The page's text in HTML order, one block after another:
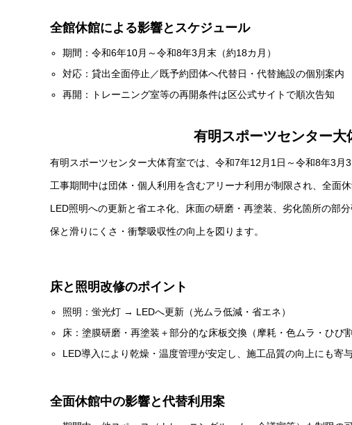
全館休館による影響とスケジュール
期間：令和6年10月～令和8年3月末（約18カ月）
対応：貸出全面停止／既予約団体へ代替日・代替施設の個別案内
再開：トレーニング室等の再開条件は区公式サイトで順次告知
有明スポーツセンター
有明スポーツセンター大体育室では、令和7年12月1日～令和8年3月
工事期間中は団体・個人利用を含むアリーナ利用が制限され、全面休
LED照明への更新と省エネ化、床面の研磨・再塗装、劣化箇所の部
保と滑りにくさ・衝撃吸収性の向上を図ります。
床と照明改修のポイント
照明：蛍光灯 → LEDへ更新（光ムラ低減・省エネ）
床：塗膜研磨・再塗装＋部分的な床板交換（摩耗・色ムラ・ひび
LED導入により乾燥・温度管理が安定し、施工品質の向上にも寄
全面休館中の影響と代替利用案